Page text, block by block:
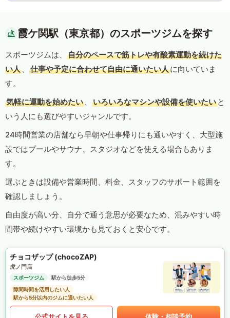
霞ケ関駅（東京都）のスポーツジムを探す
スポーツジムは、
自分のペースで筋トレや有酸素運動を続けた
い人 、 仕事や予定に合わせて自由に通いたい人に向いていま
す。
気軽に運動を始めたい 、 いろいろなマシンや設備を使いたい と
いう人にも選びやすいジャンルです。
24時間営業の店舗なら早朝や仕事帰りにも通いやすく、大型施
設ではプールやサウナ、スタジオなどを使える場合もありま
す。
選ぶときは設備や営業時間、料金、スタッフのサポート範囲を
確認しましょう。
自由度が高い分、自分で通う意思が必要なため、混みやすい時
間帯や続けやすい環境かも見ておくと安心です。
チョコザップ (chocoZAP)
虎ノ門店
スポーツジム
駅から徒歩5分
隙間時間を活用したい人
駅から5分以内のジムに通いたい人